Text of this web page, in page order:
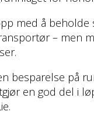
med å beholde
– men
besparelse på
en god del i